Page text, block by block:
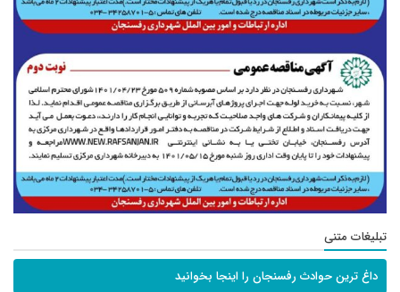
تبلیغات متنی
داغ ترین حوادث رفسنجان را اینجا بخوانید